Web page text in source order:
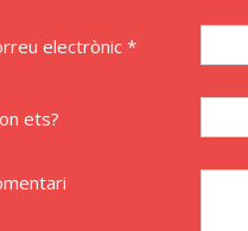
electrònic *
ets?